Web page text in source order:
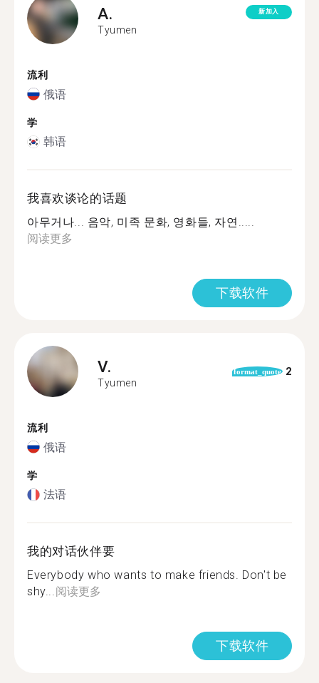
A.
Tyumen
新加入
流利
俄语
学
韩语
我喜欢谈论的话题
아무거나... 음악, 미족 문화, 영화들, 자연.....
阅读更多
下载软件
V.
Tyumen
format_quote 2
流利
俄语
学
法语
我的对话伙伴要
Everybody who wants to make friends. Don't be
shy...阅读更多
下载软件